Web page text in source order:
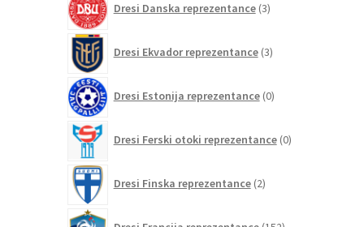
Dresi Danska reprezentance 3izdelki
Dresi Ekvador reprezentance 3izdelki
Dresi Estonija reprezentance 0izdelkov
Dresi Ferski otoki reprezentance 0izdelkov
Dresi Finska reprezentance 2izdelka